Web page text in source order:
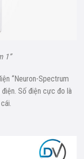
1”
“Neuron-Spectrum
điện. Số điện cực đo là